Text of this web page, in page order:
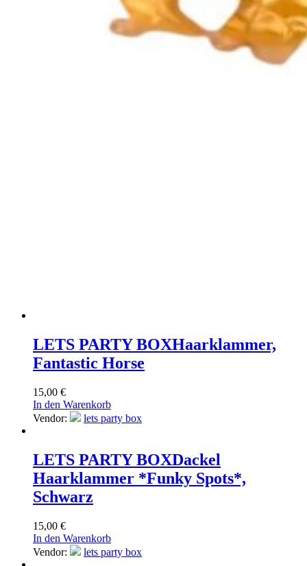
LETS PARTY BOXHaarklammer,
Fantastic Horse
15,00 €
In den Warenkorb
Vendor:
lets party box
LETS PARTY BOXDackel
Haarklammer *Funky Spots*,
Schwarz
15,00 €
In den Warenkorb
Vendor:
lets party box